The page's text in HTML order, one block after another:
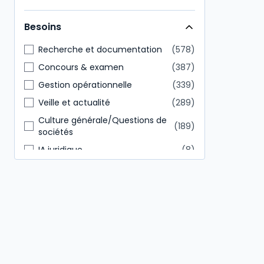
Direction générale
146
Tout public
85
Besoins
Recherche et documentation
578
Concours & examen
387
Gestion opérationnelle
339
Veille et actualité
289
Culture générale/Questions de
sociétés
189
IA juridique
8